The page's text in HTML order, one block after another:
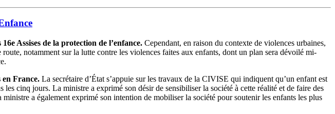
Assises de la protection de l’enfance. Cependant, en raison du contexte de violences urbaines,
notamment sur la lutte contre les violences faites aux enfants, dont un plan sera dévoilé mi-
en France. La secrétaire d’État s’appuie sur les travaux de la CIVISE qui indiquent qu’un enfant est
cinq jours. La ministre a exprimé son désir de sensibiliser la société à cette réalité et de faire des
a également exprimé son intention de mobiliser la société pour soutenir les enfants les plus